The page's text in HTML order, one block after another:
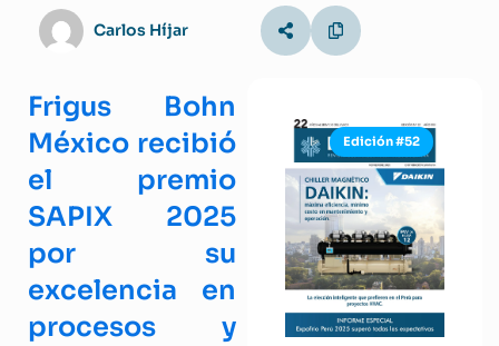
Carlos Híjar
Frigus Bohn
México recibió
el premio
SAPIX 2025
por su
excelencia en
procesos y
Edición #52